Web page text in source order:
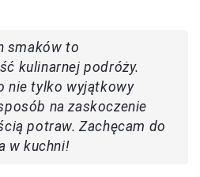
smaków to
kulinarnej podróży.
nie tylko wyjątkowy
na zaskoczenie
potraw. Zachęcam do
w kuchni!